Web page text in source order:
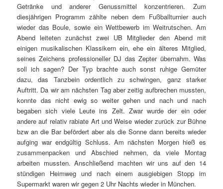
Getränke und anderer Genussmittel konzentrieren. Zum
diesjährigen Programm zählte neben dem Fußballturnier auch
wieder das Boule, sowie ein Wettbewerb im Weitrutschen. Am
Abend leiteten zunächst zwei UB Mitglieder den Abend mit
einigen musikalischen Klassikern ein, ehe ein älteres Mitglied,
seines Zeichens professioneller DJ das Zepter übernahm. Was
soll ich sagen? Der Typ brachte auch sonst ruhige Gemüter
dazu, das Tanzbein ordentlich zu schwingen, ganz starker
Auftritt. Da wir am nächsten Tag aber zeitig aufbrechen mussten,
konnte das nicht ewig so weiter gehen und nach und nach
begaben sich viele Leute ins Zelt. Zwar wurde der ein oder
andere auf relativ rabiate Art und Weise wieder zurück zur Bühne
bzw an die Bar befördert aber als die Sonne dann bereits wieder
aufging war endgültig Schluss. Am nächsten Morgen hieß es
zusammenpacken und Abschied nehmen, da viele Montag
arbeiten mussten. Anschließend machten wir uns auf den 14
stündigen Heimweg und nach einem ausgiebigen Stopp im
Supermarkt waren wir gegen 2 Uhr Nachts wieder in München.